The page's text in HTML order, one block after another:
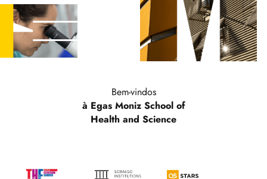
Bem-vindos
à Egas Moniz School of
Health and Science